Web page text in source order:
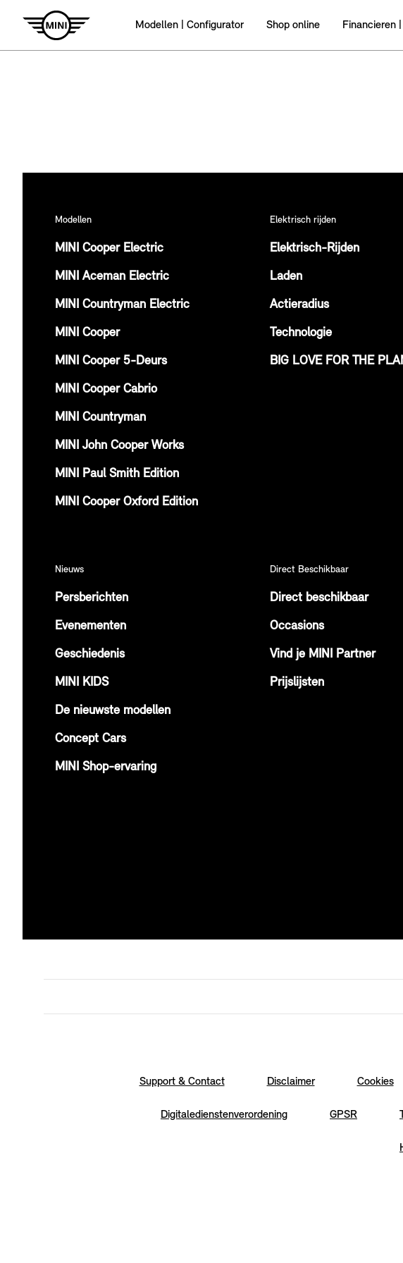
Modellen | Configurator Shop online Financieren
Modellen
MINI Cooper Electric
MINI Aceman Electric
MINI Countryman Electric
MINI Cooper
MINI Cooper 5-Deurs
MINI Cooper Cabrio
MINI Countryman
MINI John Cooper Works
MINI Paul Smith Edition
MINI Cooper Oxford Edition
Elektrisch rijden
Elektrisch-Rijden
Laden
Actieradius
Technologie
BIG LOVE FOR THE
Nieuws
Persberichten
Evenementen
Geschiedenis
MINI KIDS
De nieuwste modellen
Concept Cars
MINI Shop-ervaring
Direct Beschikbaar
Direct beschikbaar
Occasions
Vind je MINI Partner
Prijslijsten
Support & Contact Disclaimer Cookies
Digitaledienstenverordening GPSR